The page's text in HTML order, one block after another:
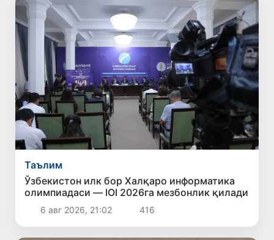
Таълим
Ўзбекистон илк бор Халқаро информатика
олимпиадаси — IOI 2026га мезбонлик қилади
6 авг 2026, 21:02 416